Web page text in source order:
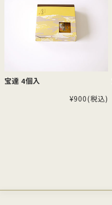
宝達 4個入
¥900(税込)